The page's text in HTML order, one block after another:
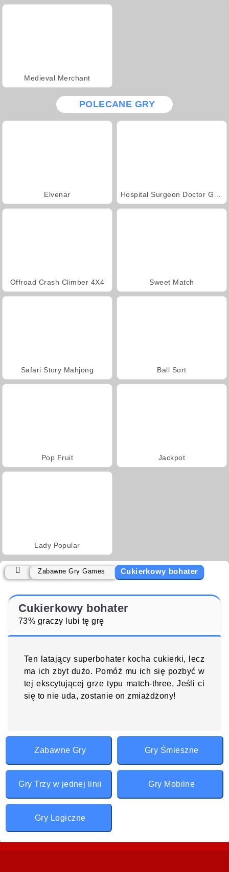
Medieval Merchant
POLECANE GRY
Elvenar
Offroad Crash Climber 4X4 Sweet Match
Safari Story Mahjong Ball Sort
Pop Fruit Jackpot
Lady Popular
Zabawne Gry Games Cukierkowy bohater
Cukierkowy bohater
73% graczy lubi tę grę
Ten latający superbohater kocha cukierki, lecz
ma ich zbyt dużo. Pomóż mu ich się pozbyć w
tej ekscytującej grze typu match-three. Jeśli ci
się to nie uda, zostanie on zmiażdżony!
Zabawne Gry Gry Śmieszne
Gry Trzy w jednej linii Gry Mobilne
Gry Logiczne